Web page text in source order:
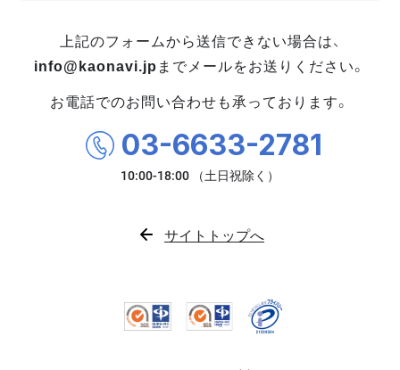
上記のフォームから送信できない場合は、
info@kaonavi.jp までメールをお送りください。
お電話でのお問い合わせも承っております。
03-6633-2781
サイトトップへ